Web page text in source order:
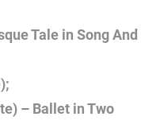
Tale in Song And
– Ballet in Two